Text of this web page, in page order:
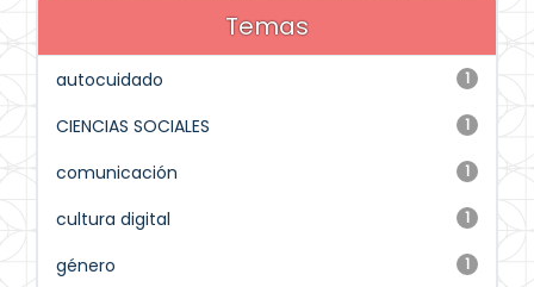
Temas
1
autocuidado
1
CIENCIAS SOCIALES
1
comunicación
1
cultura digital
1
género